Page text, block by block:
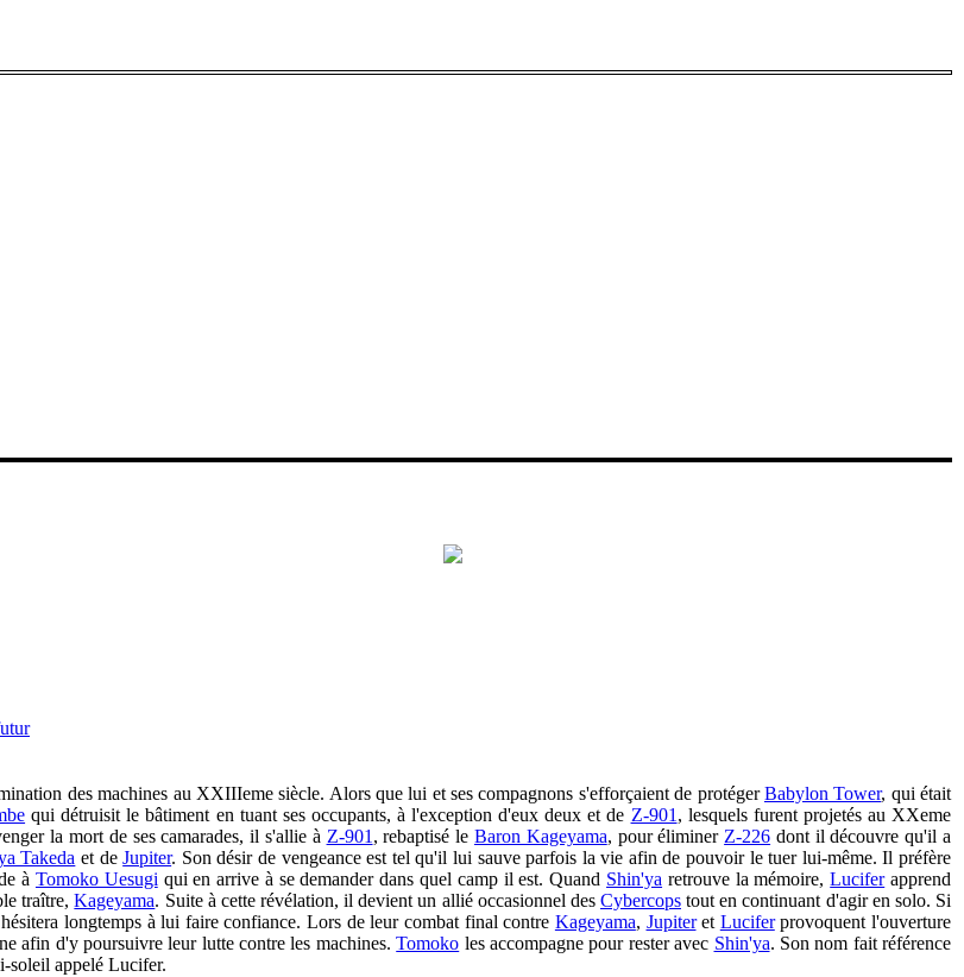
des machines au XXIIIeme siècle. Alors que lui et ses compagnons s'efforçaient de protégerBabylon Tower, qui était
qui détruisit le bâtiment en tuant ses occupants, à l'exception d'eux deux et de Z-901 , lesquels furent projetés au XXeme
la mort de ses camarades, il s'allie à Z-901 , rebaptisé le Baron Kageyama, pour éliminer Z-226 dont il découvre qu'il a
Takeda et deJupiter. Son désir de vengeance est tel qu'il lui sauve parfois la vie afin de pouvoir le tuer lui-même. Il préfère
à Tomoko Uesugi qui en arrive à se demander dans quel camp il est. Quand Shin'ya retrouve la mémoire,Luciferapprend
traître,Kageyama. Suite à cette révélation, il devient un allié occasionnel des Cybercopstout en continuant d'agir en solo. Si
longtemps à lui faire confiance. Lors de leur combat final contre Kageyama, Jupiteret Luciferprovoquent l'ouverture
afin d'y poursuivre leur lutte contre les machines.Tomoko les accompagne pour rester avec Shin'ya. Son nom fait référence
soleil appelé Lucifer.